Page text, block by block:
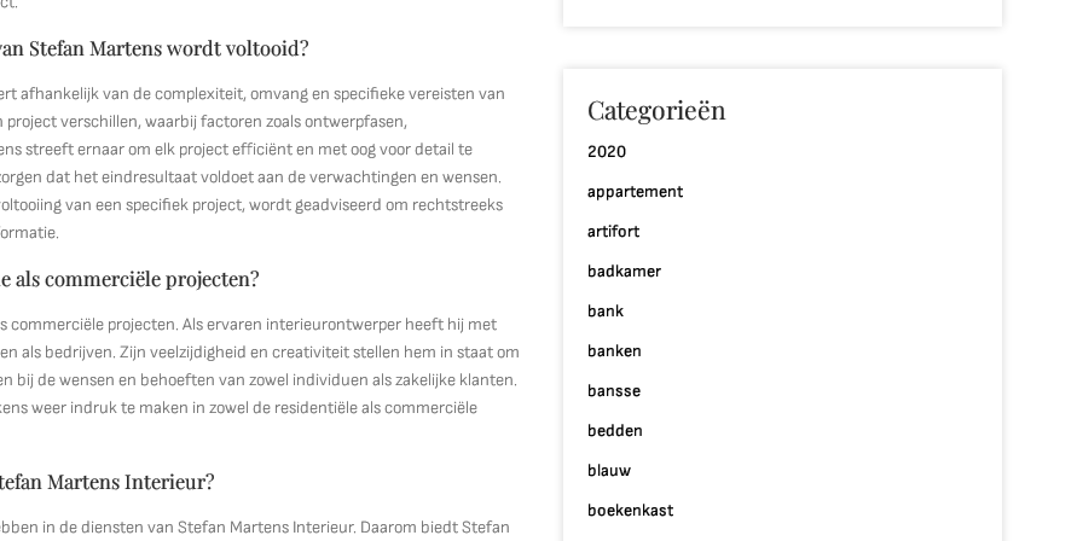
Stefan Martens wordt voltooid?
afhankelijk van de complexiteit, omvang en specifieke vereisten van
verschillen, waarbij factoren zoals ontwerpfasen,
streeft ernaar om elk project efficiënt en met oog voor detail te
dat het eindresultaat voldoet aan de verwachtingen en wensen.
van een specifiek project, wordt geadviseerd om rechtstreeks
als commerciële projecten?
commerciële projecten. Als ervaren interieurontwerper heeft hij met
als bedrijven. Zijn veelzijdigheid en creativiteit stellen hem in staat om
de wensen en behoeften van zowel individuen als zakelijke klanten.
weer indruk te maken in zowel de residentiële als commerciële
Martens Interieur?
in de diensten van Stefan Martens Interieur. Daarom biedt Stefan
Categorieën
2020
appartement
artifort
badkamer
bank
banken
bansse
bedden
blauw
boekenkast